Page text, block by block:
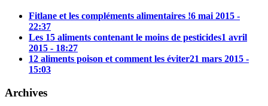
Fitlane et les compléments alimentaires !6 mai 2015 -
22:37
Les 15 aliments contenant le moins de pesticides1 avril
2015 - 18:27
12 aliments poison et comment les éviter21 mars 2015 -
15:03
Archives